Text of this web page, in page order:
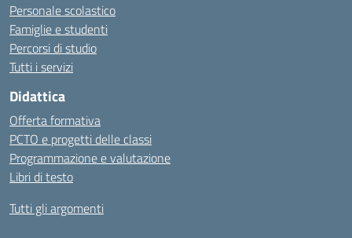
Personale scolastico
Famiglie e studenti
Percorsi di studio
Tutti i servizi
Didattica
Offerta formativa
PCTO e progetti delle classi
Programmazione e valutazione
Libri di testo
Tutti gli argomenti